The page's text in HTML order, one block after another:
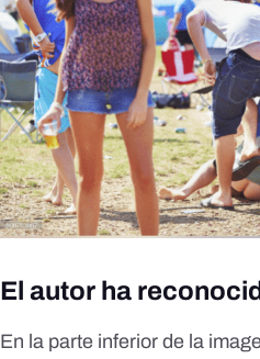
El autor ha
En la parte inferior de la